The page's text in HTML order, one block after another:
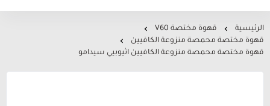
الرئيسية
قهوة مختصة V60
قهوة مختصة محمصة منزوعة الكافيين
قهوة مختصة محمصة منزوعة الكافيين اثيوبيي سيدامو